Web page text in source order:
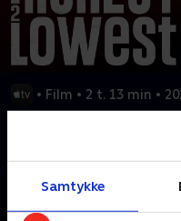
Samtykke
• Film • 2 t. 13 min •
Da en magtfuld leder i